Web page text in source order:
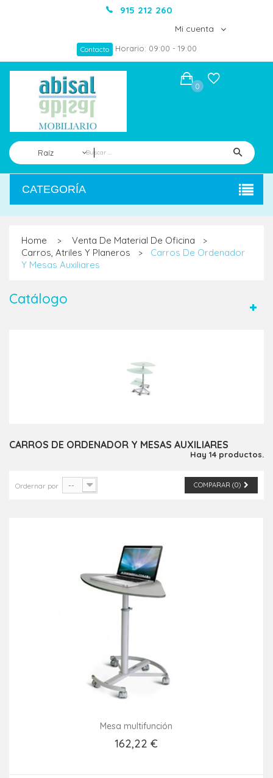
915 212 260
Mi cuenta
Contacto Horario: 09:00 - 19:00
Raíz
0
CATEGORÍA
Home > Venta De Material De Oficina >
Carros, Atriles Y Planeros >
Carros De Ordenador
Y Mesas Auxiliares
Catálogo
CARROS DE ORDENADOR Y MESAS AUXILIARES
Hay 14 productos.
COMPARAR (0)
Ordernar por --
Mesa multifunción
162,22 €